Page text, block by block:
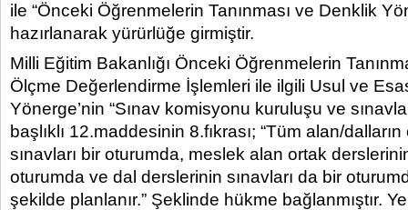
ile “Önceki Öğrenmelerin Tanınması ve Denklik
hazırlanarak yürürlüğe girmiştir.
Milli Eğitim Bakanlığı Önceki Öğrenmelerin
Ölçme Değerlendirme İşlemleri ile ilgili Usul ve
Yönerge’nin “Sınav komisyonu kuruluşu ve
başlıklı 12.maddesinin 8.fıkrası; “Tüm alan/
sınavları bir oturumda, meslek alan ortak
oturumda ve dal derslerinin sınavları da bir
şekilde planlanır.” Şeklinde hükme bağlanmıştır.